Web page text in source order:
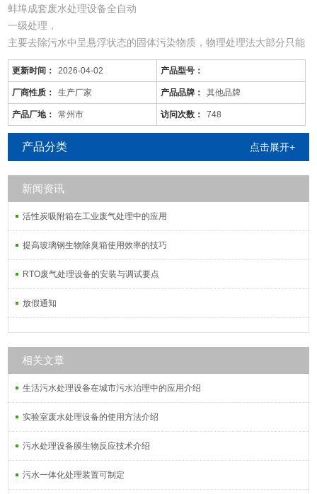
蚌埠成套废水处理设备全自动
一级处理，
主要去除污水中呈悬浮状态的固体污染物质，物理处理法大部分只能
完成一级处理的要求。经过一级处理的污水，BOD一般可去除30%左
右，达不到排放标准。一级处理属于二级处理的预处理。
二级处理，
主要去除污水中呈胶体和溶解状态的有机污染物质(BOD，COD物
质)，去除率可达90%以上，使有机污染物达到排放标准。
三级处理，
进一步处理难降解的有机物、氮和
更新时间： 2026-04-02 产品型号：
厂商性质： 生产厂家 产品品牌： 其他品牌
产品厂地： 常州市 访问次数： 748
产品分类 点击展开+
新闻资讯
活性炭吸附箱在工业废气处理中的应用
提高玻璃钢生物除臭箱使用效率的技巧
RTO废气处理设备的安装与调试要点
放假通知
相关文章
生活污水处理设备在城市污水治理中的应用介绍
实验室废水处理设备的使用方法介绍
污水处理设备膜生物反应技术介绍
污水一体化处理装置可制定